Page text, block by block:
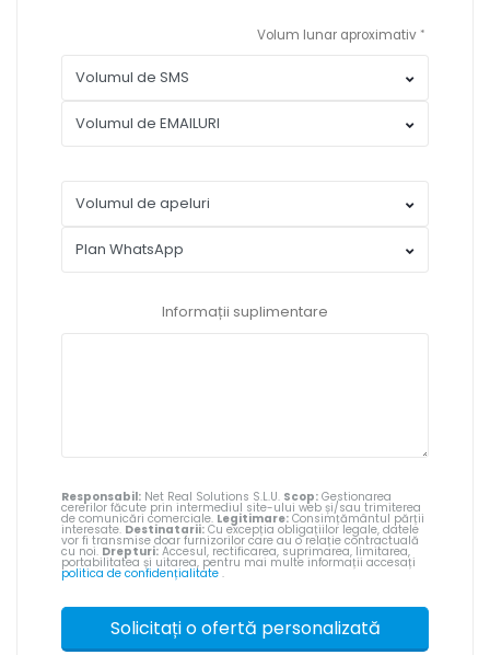
Volum lunar aproximativ
Informații suplimentare
Responsabil: Net Real Solutions S.L.U. Scop: Gestionarea
cererilor făcute prin intermediul site-ului web și/sau trimiterea
de comunicări comerciale. Legitimare: Consimțământul părții
interesate. Destinatarii: Cu excepția obligațiilor legale, datele
vor fi transmise doar furnizorilor care au o relație contractuală
cu noi. Drepturi: Accesul, rectificarea, suprimarea, limitarea,
portabilitatea și uitarea, pentru mai multe informații accesați
politica de confidențialitate .